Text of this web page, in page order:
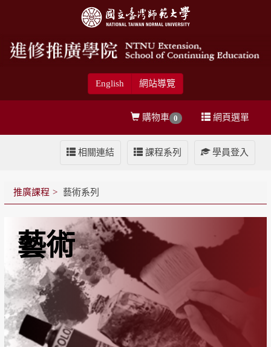
English 網站導覽
網頁選單
購物車 0
學員登入
課程系列
相關連結
推廣課程 藝術系列
藝術